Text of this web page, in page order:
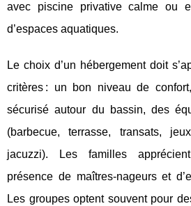
avec piscine privative calme ou
d’espaces aquatiques.
Le choix d’un hébergement doit
critères : un bon niveau de
sécurisé autour du bassin, des
(barbecue, terrasse, transats,
jacuzzi). Les familles
présence de maîtres-nageurs et
Les groupes optent souvent pour